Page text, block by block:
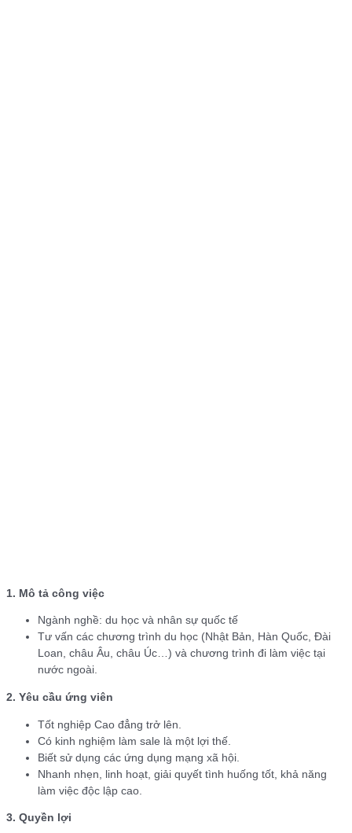
1. Mô tả công việc
Ngành nghề: du học và nhân sự quốc tế
Tư vấn các chương trình du học (Nhật Bản, Hàn Quốc, Đài
Loan, châu Âu, châu Úc…) và chương trình đi làm việc tại
nước ngoài.
2. Yêu cầu ứng viên
Tốt nghiệp Cao đẳng trở lên.
Có kinh nghiệm làm sale là một lợi thế.
Biết sử dụng các ứng dụng mạng xã hội.
Nhanh nhẹn, linh hoạt, giải quyết tình huống tốt, khả năng
làm việc độc lập cao.
3. Quyền lợi